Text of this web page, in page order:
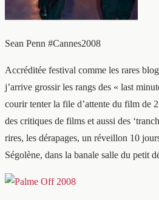
Sean Penn #Cannes2008
Accréditée festival comme les rares
j’arrive grossir les rangs des « last
courir tenter la file d’attente du film de
des critiques de films et aussi des
rires, les dérapages, un réveillon 10
Ségolène, dans la banale salle du petit